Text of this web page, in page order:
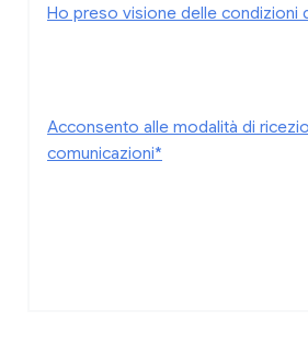
Ho preso visione delle condizioni
Acconsento alle modalità di
comunicazioni*